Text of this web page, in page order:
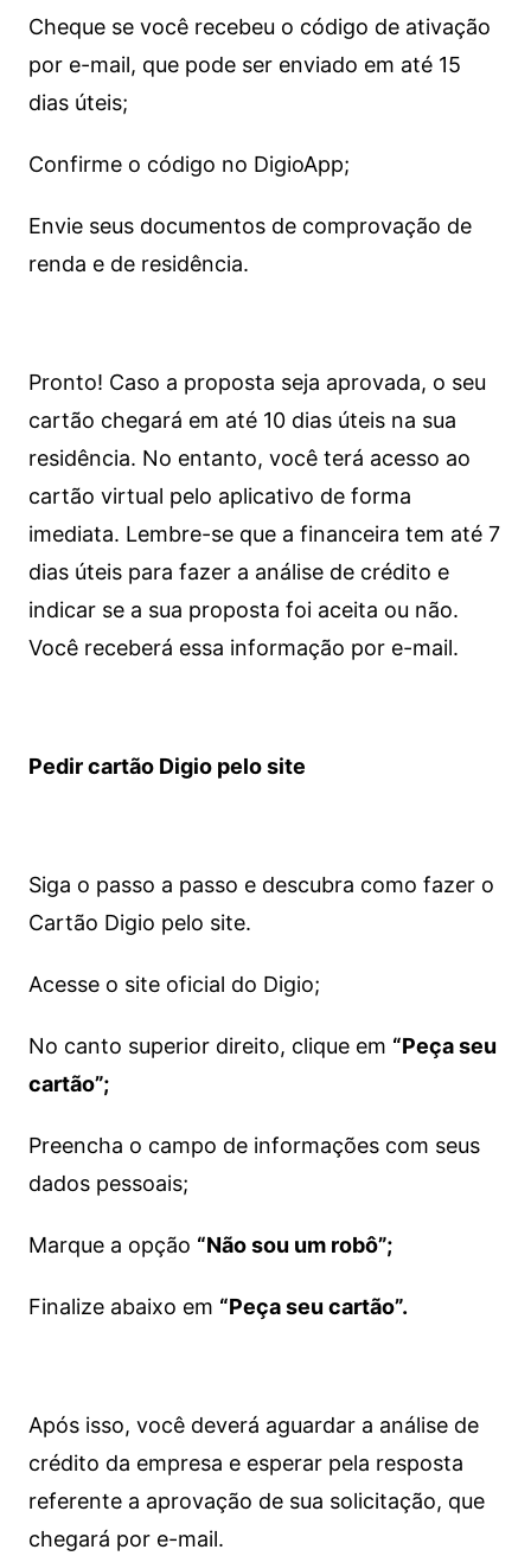
Cheque se você recebeu o código de ativação
por e-mail, que pode ser enviado em até 15
dias úteis;
Confirme o código no DigioApp;
Envie seus documentos de comprovação de
renda e de residência.
Pronto! Caso a proposta seja aprovada, o seu
cartão chegará em até 10 dias úteis na sua
residência. No entanto, você terá acesso ao
cartão virtual pelo aplicativo de forma
imediata. Lembre-se que a financeira tem até 7
dias úteis para fazer a análise de crédito e
indicar se a sua proposta foi aceita ou não.
Você receberá essa informação por e-mail.
Pedir cartão Digio pelo site
Siga o passo a passo e descubra como fazer o
Cartão Digio pelo site.
Acesse o site oficial do Digio;
No canto superior direito, clique em “Peça seu
cartão”;
Preencha o campo de informações com seus
dados pessoais;
Marque a opção “Não sou um robô”;
Finalize abaixo em “Peça seu cartão”.
Após isso, você deverá aguardar a análise de
crédito da empresa e esperar pela resposta
referente a aprovação de sua solicitação, que
chegará por e-mail.